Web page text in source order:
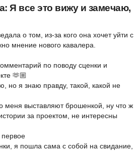
Я все это вижу и замечаю,
о том, из-за кого она хочет уйти с
мнение нового кавалера.
по поводу сценки и
🫶🏼
но я знаю правду, такой, какой не
меня выставляют брошенкой, ну что ж
за проектом, не интересны
я пошла сама с собой на свидание,